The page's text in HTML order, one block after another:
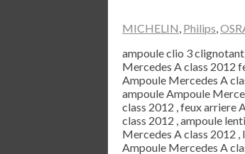
MICHELIN, Philips,
ampoule clio 3
Mercedes A class 2012
Ampoule Mercedes A
ampoule Ampoule
class 2012 , feux arriere
class 2012 , ampoule
Mercedes A class 2012
Ampoule Mercedes A